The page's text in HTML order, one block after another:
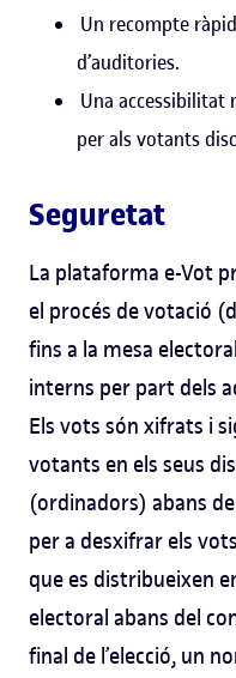
Un recompte
d’auditories.
Una accessibilitat
per als votants
Seguretat
La plataforma e-Vot
el procés de votació
fins a la mesa
interns per part dels
Els vots són xifrats i
votants en els seus
(ordinadors) abans
per a desxifrar els
que es distribueixen
electoral abans del
final de l’elecció, un